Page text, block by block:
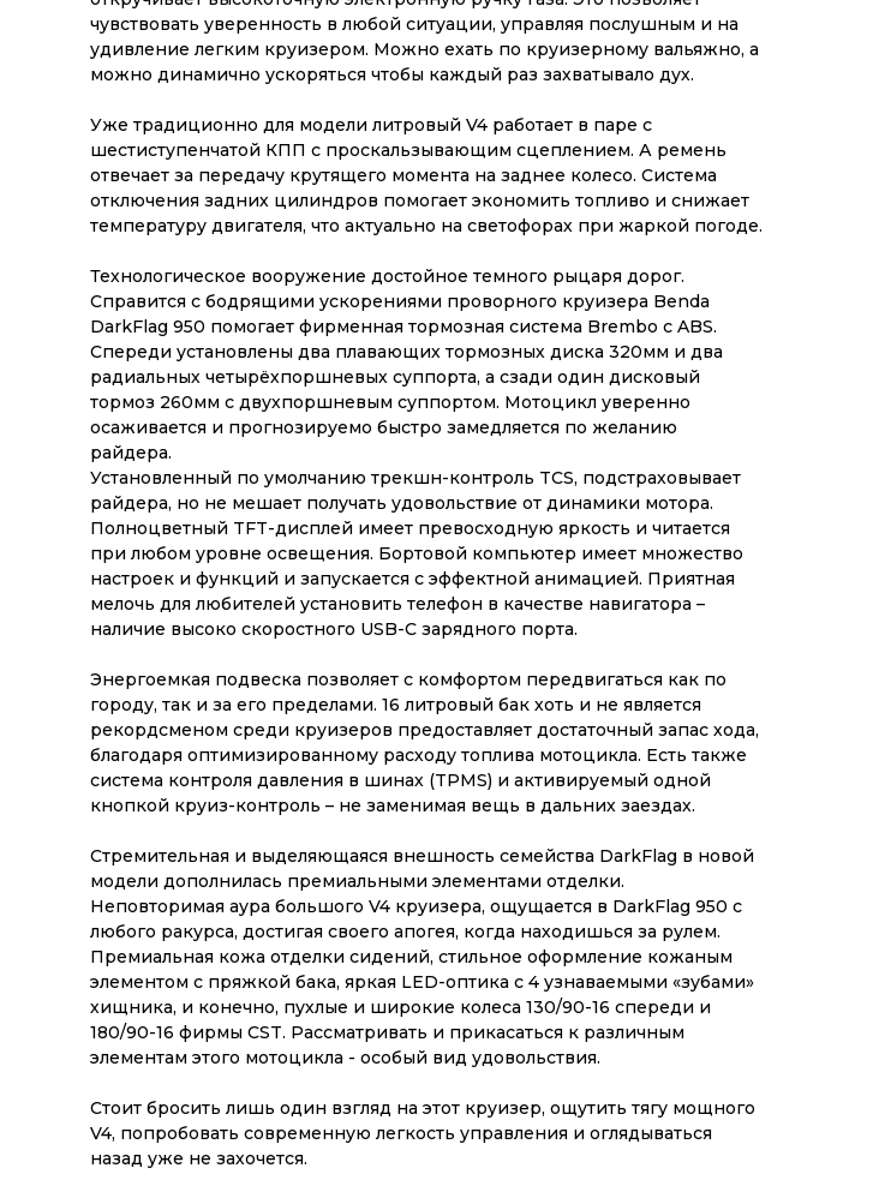
чувствовать уверенность в любой ситуации, управляя послушным и на
удивление легким круизером. Можно ехать по круизерному вальяжно, а
можно динамично ускоряться чтобы каждый раз захватывало дух.
Уже традиционно для модели литровый V4 работает в паре с
шестиступенчатой КПП с проскальзывающим сцеплением. А ремень
отвечает за передачу крутящего момента на заднее колесо. Система
отключения задних цилиндров помогает экономить топливо и снижает
температуру двигателя, что актуально на светофорах при жаркой погоде.
Технологическое вооружение достойное темного рыцаря дорог.
Справится с бодрящими ускорениями проворного круизера Benda
DarkFlag 950 помогает фирменная тормозная система Brembo с ABS.
Спереди установлены два плавающих тормозных диска 320мм и два
радиальных четырёхпоршневых суппорта, а сзади один дисковый
тормоз 260мм с двухпоршневым суппортом. Мотоцикл уверенно
осаживается и прогнозируемо быстро замедляется по желанию
райдера.
Установленный по умолчанию трекшн-контроль TCS, подстраховывает
райдера, но не мешает получать удовольствие от динамики мотора.
Полноцветный TFT-дисплей имеет превосходную яркость и читается
при любом уровне освещения. Бортовой компьютер имеет множество
настроек и функций и запускается с эффектной анимацией. Приятная
мелочь для любителей установить телефон в качестве навигатора –
наличие высоко скоростного USB-C зарядного порта.
Энергоемкая подвеска позволяет с комфортом передвигаться как по
городу, так и за его пределами. 16 литровый бак хоть и не является
рекордсменом среди круизеров предоставляет достаточный запас хода,
благодаря оптимизированному расходу топлива мотоцикла. Есть также
система контроля давления в шинах (TPMS) и активируемый одной
кнопкой круиз-контроль – не заменимая вещь в дальних заездах.
Стремительная и выделяющаяся внешность семейства DarkFlag в новой
модели дополнилась премиальными элементами отделки.
Неповторимая аура большого V4 круизера, ощущается в DarkFlag 950 с
любого ракурса, достигая своего апогея, когда находишься за рулем.
Премиальная кожа отделки сидений, стильное оформление кожаным
элементом с пряжкой бака, яркая LED-оптика с 4 узнаваемыми «зубами»
хищника, и конечно, пухлые и широкие колеса 130/90-16 спереди и
180/90-16 фирмы CST. Рассматривать и прикасаться к различным
элементам этого мотоцикла - особый вид удовольствия.
Стоит бросить лишь один взгляд на этот круизер, ощутить тягу мощного
V4, попробовать современную легкость управления и оглядываться
назад уже не захочется.